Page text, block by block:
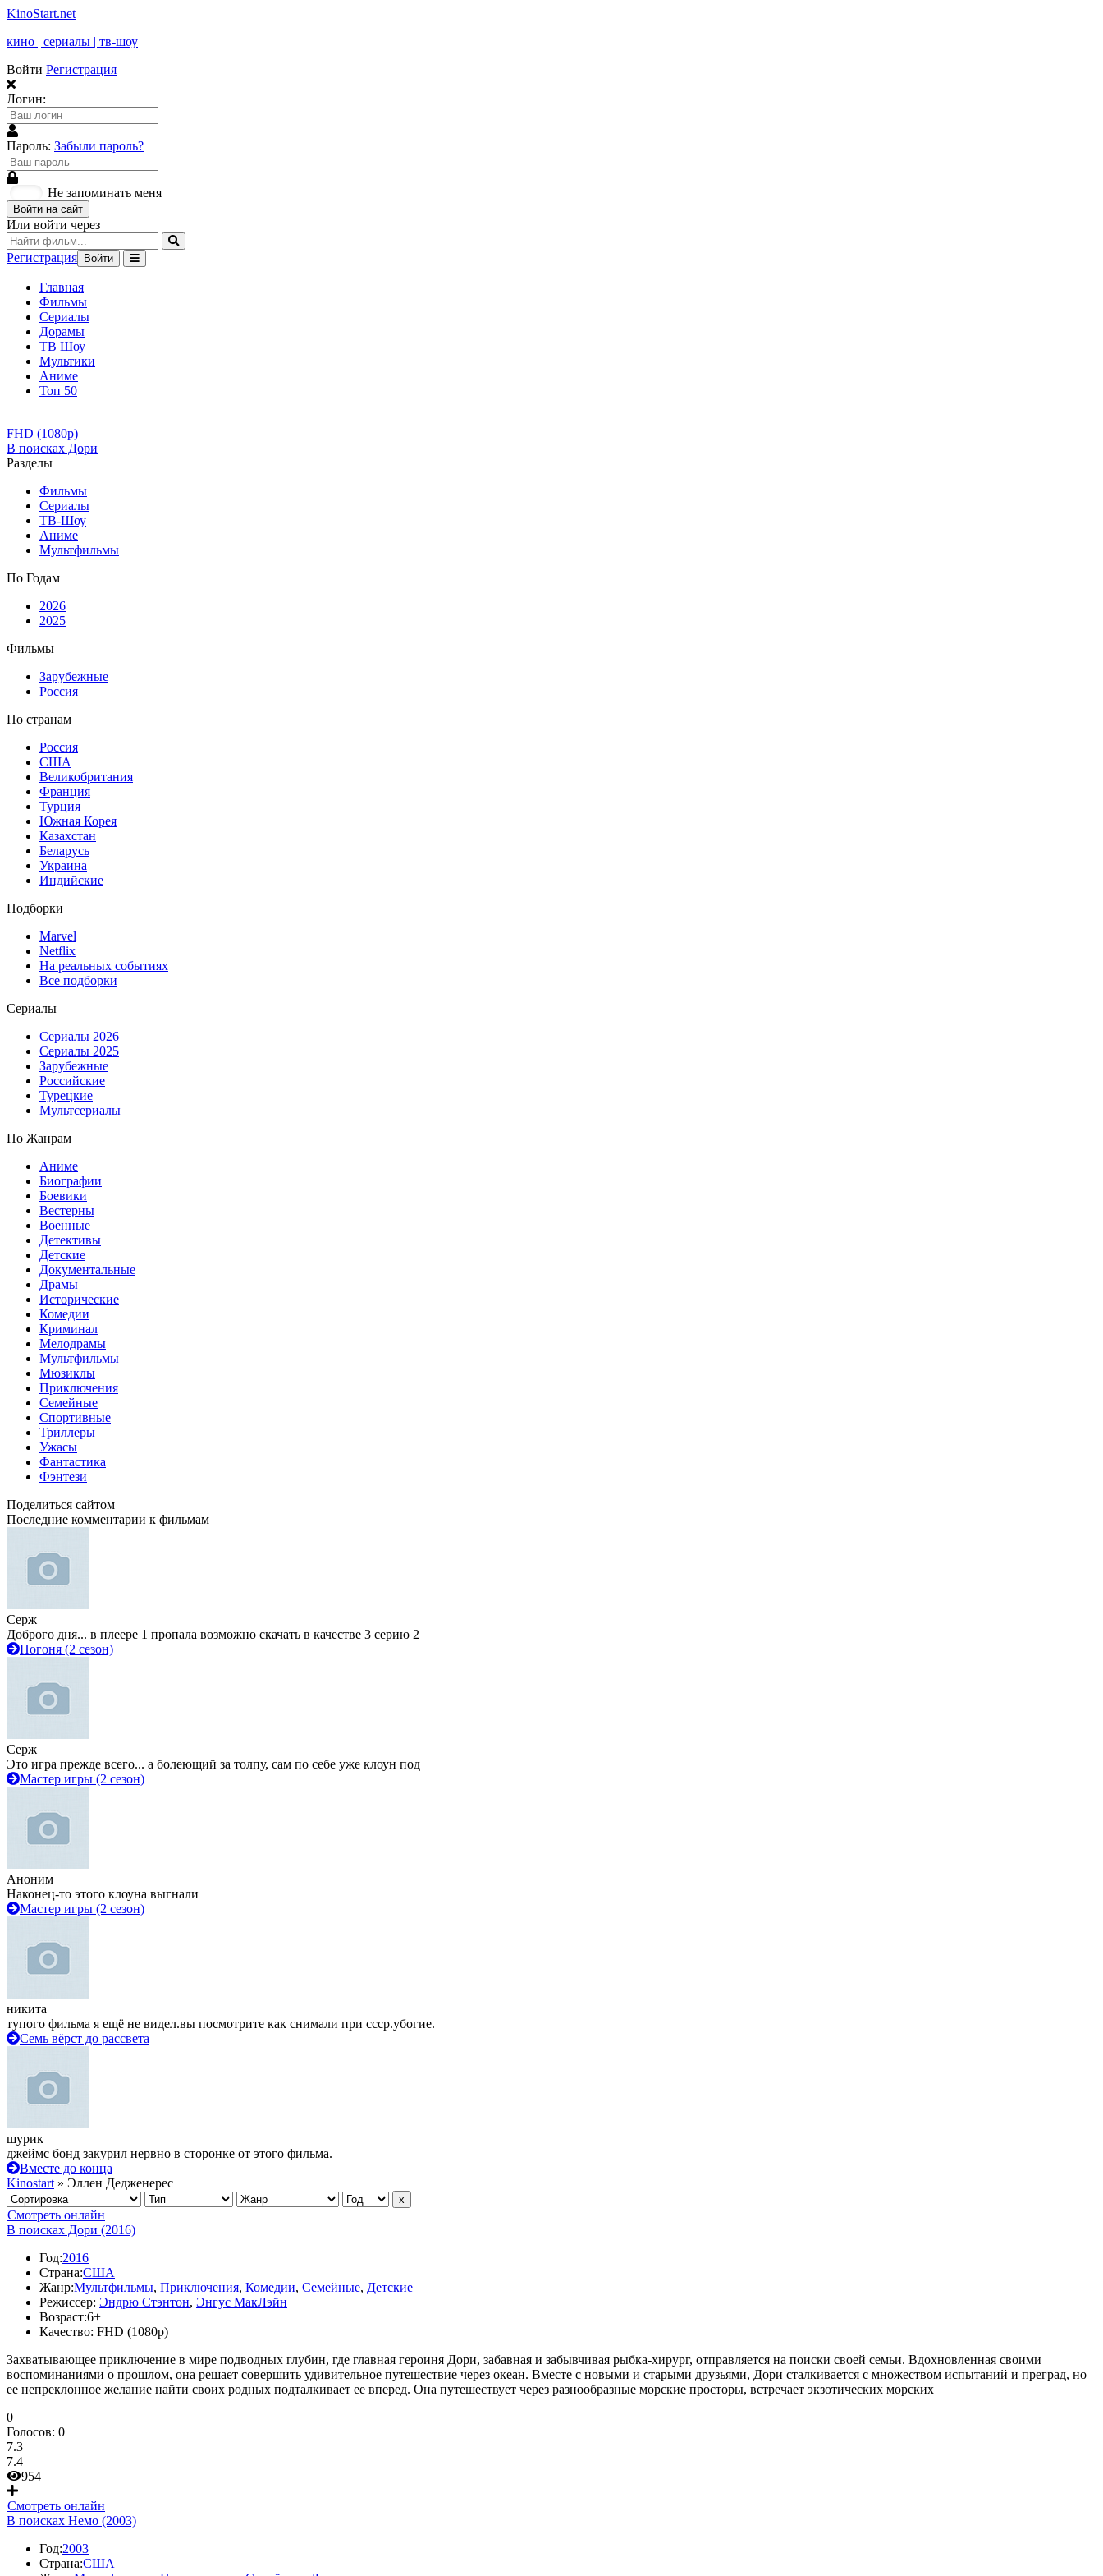
KinoStart.net
кино | сериалы | тв-шоу
Войти Регистрация
Логин:
Пароль: Забыли пароль?
Не запоминать меня
Войти на сайт
Или войти через
Регистрация Войти
Главная
Фильмы
Сериалы
Дорамы
ТВ Шоу
Мультики
Аниме
Топ 50
FHD (1080p)
В поисках Дори
Разделы
Фильмы
Сериалы
ТВ-Шоу
Аниме
Мультфильмы
По Годам
2026
2025
Фильмы
Зарубежные
Россия
По странам
Россия
США
Великобритания
Франция
Турция
Южная Корея
Казахстан
Беларусь
Украина
Индийские
Подборки
Marvel
Netflix
На реальных событиях
Все подборки
Сериалы
Сериалы 2026
Сериалы 2025
Зарубежные
Российские
Турецкие
Мультсериалы
По Жанрам
Аниме
Биографии
Боевики
Вестерны
Военные
Детективы
Детские
Документальные
Драмы
Исторические
Комедии
Криминал
Мелодрамы
Мультфильмы
Мюзиклы
Приключения
Семейные
Спортивные
Триллеры
Ужасы
Фантастика
Фэнтези
Поделиться сайтом
Последние комментарии к фильмам
Серж
Доброго дня... в плеере 1 пропала возможно скачать в качестве 3 серию 2
Погоня (2 сезон)
Серж
Это игра прежде всего... а болеющий за толпу, сам по себе уже клоун под
Мастер игры (2 сезон)
Аноним
Наконец-то этого клоуна выгнали
Мастер игры (2 сезон)
никита
тупого фильма я ещё не видел.вы посмотрите как снимали при ссср.убогие.
Семь вёрст до рассвета
шурик
джеймс бонд закурил нервно в сторонке от этого фильма.
Вместе до конца
Kinostart » Эллен Дедженерес
Смотреть онлайн
В поисках Дори (2016)
Год:2016
Страна:США
Жанр:Мультфильмы, Приключения, Комедии, Семейные, Детские
Режиссер: Эндрю Стэнтон, Энгус МакЛэйн
Возраст:6+
Качество: FHD (1080p)
Захватывающее приключение в мире подводных глубин, где главная героиня Дори, забавная и забывчивая рыбка-хирург, отправляется на поиски своей семьи. Вдохновленная своими
воспоминаниями о прошлом, она решает совершить удивительное путешествие через океан. Вместе с новыми и старыми друзьями, Дори сталкивается с множеством испытаний и преград, но
ее непреклонное желание найти своих родных подталкивает ее вперед. Она путешествует через разнообразные морские просторы, встречает экзотических морских
0
Голосов: 0
7.3
7.4
954
Смотреть онлайн
В поисках Немо (2003)
Год:2003
Страна:США